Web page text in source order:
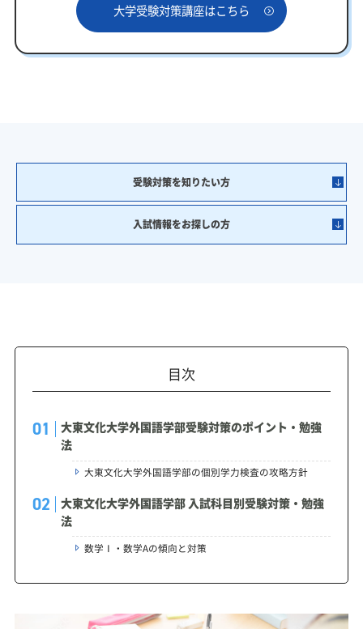
大学受験対策講座はこちら
受験対策を知りたい方
入試情報をお探しの方
目次
大東文化大学外国語学部受験対策のポイント・勉強
法
大東文化大学外国語学部の個別学力検査の攻略方針
大東文化大学外国語学部 入試科目別受験対策・勉強
法
数学Ⅰ・数学Aの傾向と対策